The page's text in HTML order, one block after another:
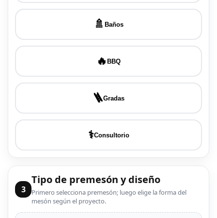
🚿 Baños
🔥 BBQ
🪜Gradas
⚕️Consultorio
3
Tipo de premesón y diseño
Primero selecciona premesón; luego elige la forma del
mesón según el proyecto.